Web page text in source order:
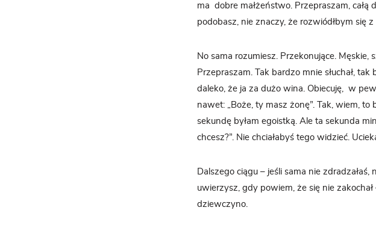
ma dobre małżeństwo. Przepraszam, całą
podobasz, nie znaczy, że rozwiódłbym się z
No sama rozumiesz. Przekonujące. Męskie,
Przepraszam. Tak bardzo mnie słuchał,
daleko, że ja za dużo wina. Obiecuję,
w
nawet: „Boże, ty masz żonę”. Tak, wiem,
sekundę byłam egoistką. Ale ta sekunda
chcesz?”. Nie chciałabyś tego widzieć.
Dalszego ciągu – jeśli sama nie
uwierzysz, gdy powiem, że się nie
dziewczyno.